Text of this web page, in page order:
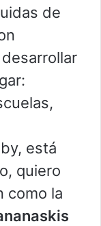
de
está
quiero
como la